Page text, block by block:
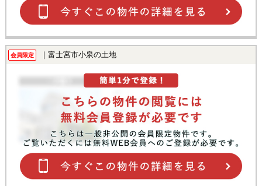
会員限定 ｜富士宮市小泉の土地